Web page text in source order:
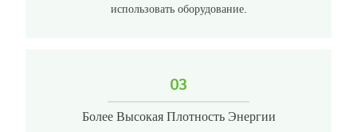
использовать оборудование.
03
Более Высокая Плотность Энергии